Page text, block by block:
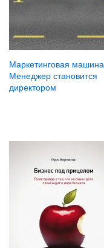
Маркетинговая машина.
Менеджер становится
директором